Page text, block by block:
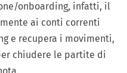
onboarding, infatti, il
ai conti correnti
e recupera i movimenti,
chiudere le partite di